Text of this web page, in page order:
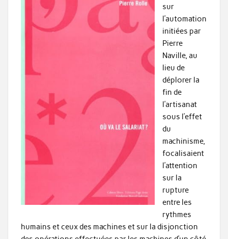
sur
l’automation
initiées par
Pierre
Naville, au
lieu de
déplorer la
fin de
l’artisanat
sous l’effet
du
machinisme,
focalisaient
l’attention
sur la
rupture
entre les
rythmes
humains et ceux des machines et sur la disjonction